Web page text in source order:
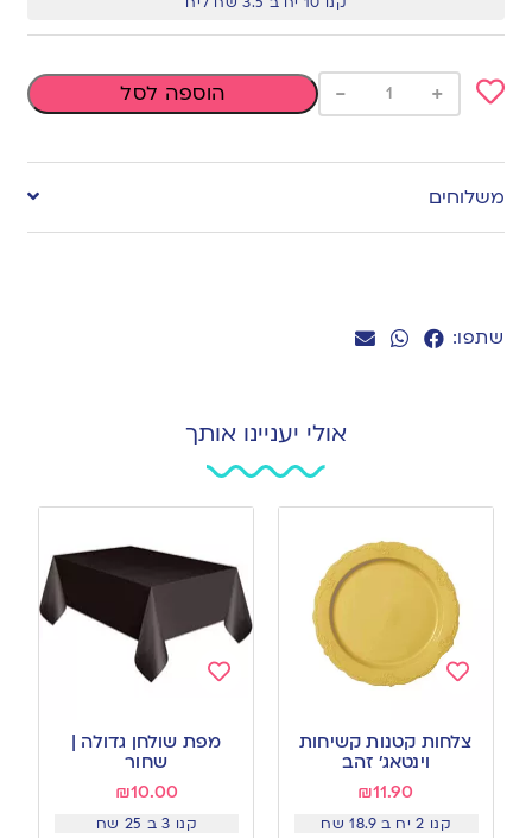
שתפו:
to
wishlist
+
- הוספה לסל
משלוחים
אולי יעניינו אותך
to
wishlist
צלחות קטנות קשיחות
וינטאג׳ זהב
₪11.90
קנו 2 יח ב 18.9 שח
to
מפת שולחן גדולה |
שחור
₪10.00
קנו 3 ב 25 שח